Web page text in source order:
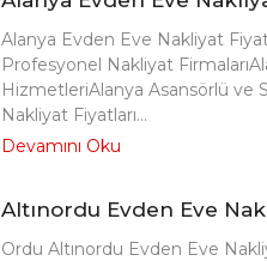
Alanya Evden Eve Nakliyat
Profesyonel Nakliyat
HizmetleriAlanya Asansörlü ve
Nakliyat Fiyatları...
Devamını Oku
Altınordu Evden Eve
Ordu Altınordu Evden Eve